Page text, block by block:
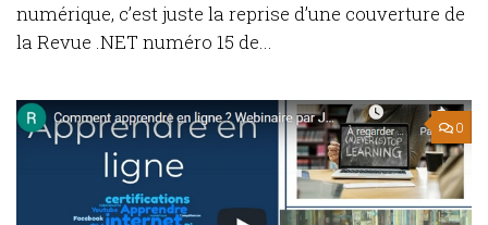
numérique, c’est juste la reprise d’une couverture de
la Revue .NET numéro 15 de...
0